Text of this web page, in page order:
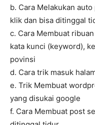
b. Cara Melakukan
klik dan bisa ditinggal
c. Cara Membuat
kata kunci (keyword),
povinsi
d. Cara trik masuk
e. Trik Membuat
yang disukai google
f. Cara Membuat post